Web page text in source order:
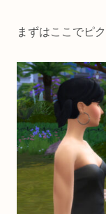
まずはここでピ